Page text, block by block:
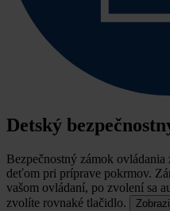
Detský
Bezpečnostný zámok
deťom pri príprave pokrmov.
vašom ovládaní, po zvolení sa
zvolíte rovnaké tlačidlo.